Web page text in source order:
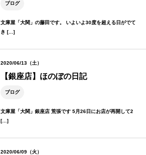
ブログ
文庫屋「大関」の藤田です。 いよいよ30度を超える日がでて
き […]
2020/06/13（土）
【銀座店】ほのぼの日記
ブログ
文庫屋「大関」銀座店 荒張です 5月26日にお店が再開して2
[…]
2020/06/09（火）